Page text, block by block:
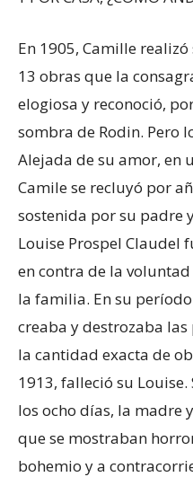
En 1905, Camille
13 obras que la
elogiosa y reconoció,
sombra de Rodin. Pero
Alejada de su amor, en
Camile se recluyó por
sostenida por su padre
Louise Prospel Claudel
en contra de la
la familia. En su
creaba y destrozaba
la cantidad exacta de
1913, falleció su
los ocho días, la madre
que se mostraban
bohemio y a